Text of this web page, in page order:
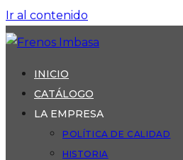
Ir al contenido
INICIO
CATÁLOGO
LA EMPRESA
POLÍTICA DE CALIDAD
HISTORIA